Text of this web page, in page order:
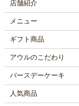
店舗紹介
メニュー
ギフト商品
アウルのこだわり
バースデーケーキ
人気商品